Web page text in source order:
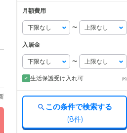
月額費用
〜
入居金
〜
生活保護受け入れ可 (8)
この条件で検索する
(8件)